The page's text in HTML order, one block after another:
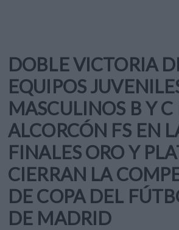
DOBLE VICTORIA
EQUIPOS
MASCULINOS B Y
ALCORCÓN FS EN
FINALES ORO Y
CIERRAN LA
DE COPA DEL
DE MADRID